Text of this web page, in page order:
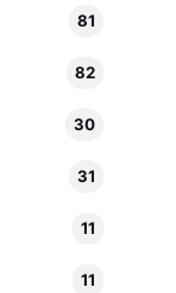
81
82
30
31
11
11